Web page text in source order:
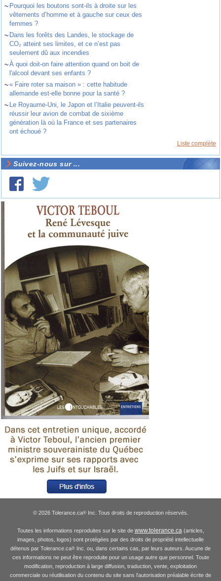
~ Pourquoi les boutons sont-ils à droite sur les
vêtements d’homme et à gauche sur ceux des
femmes ?
~ Dans les forêts des Landes, le stockage de
CO₂ atteint ses limites, et ce n’est pas
seulement dû aux incendies
~À quoi doit-on faire attention quand on boit de
l'alcool devant ses enfants ?
~« Faire roter sa maison » : cette habitude
allemande est-elle bonne pour la santé ?
~ Le Royaume-Uni, le Japon et l’Italie peuvent-ils
réussir leur avion de combat de sixième
génération là où la France et ses partenaires
ont échoué ?
Liste complète
Suivez-nous sur ...
© 2026 Tolerance.ca®Inc. Tous droits de reproduction réservés.
Toutes les informations reproduites sur le site de www.tolerance.ca(articles,
images, photos, logos) sont protégées par des droits de propriété intellectuelle
détenus par Tolerance.ca® Inc. ou, dans certains cas, par leurs auteurs. Aucune de
ces informations ne peut être reproduite pour un usage autre que personnel. Toute
modification, reproduction à large diffusion, traduction, vente, exploitation
commerciale ou réutilisation du contenu du site sans l'autorisation préalable écrite de